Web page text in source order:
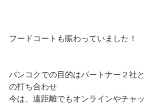
フードコートも賑わっていました！
バンコクでの目的はパートナー２社と
の打ち合わせ
今は、遠距離でもオンラインやチャッ